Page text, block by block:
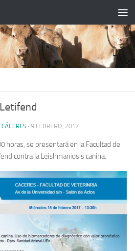
· 9 FEBRERO, 2017
horas, se presentará en la Facultad de
contra la Leishmaniosis canina.